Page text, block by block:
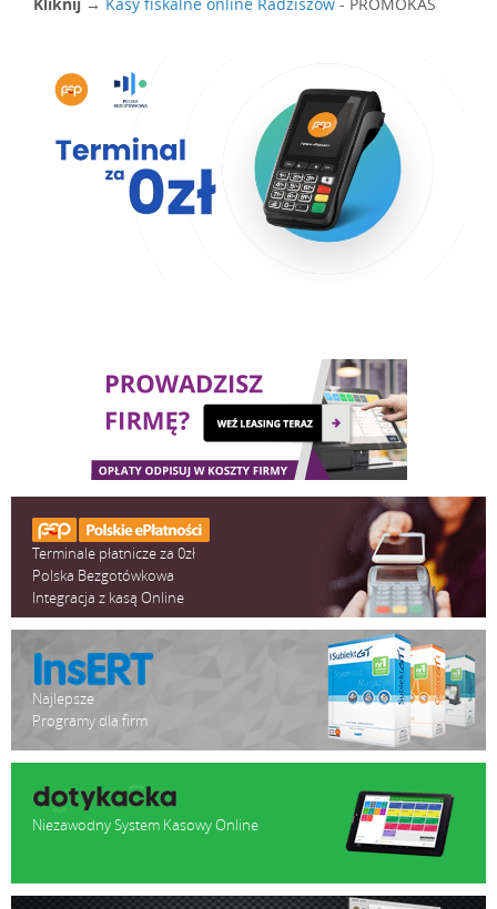
Terminale płatnicze za 0zł
Polska Bezgotówkowa
Integracja z kasą Online
Najlepsze
Programy dla firm
Niezawodny System Kasowy Online